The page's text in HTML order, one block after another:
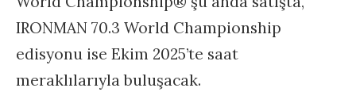
IRONMAN 70.3 World Championship
edisyonu ise Ekim 2025’te saat
meraklılarıyla buluşacak.